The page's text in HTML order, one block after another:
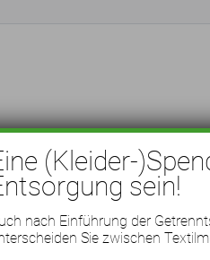
(Kleider-
sein!
nach Einführung der
Sie zwischen